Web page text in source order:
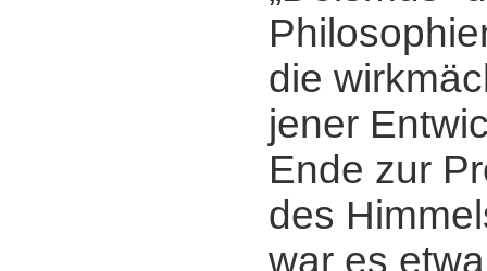
die
jener
Ende zur
des
war es